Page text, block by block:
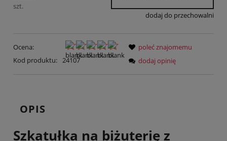
szt.
dodaj do przechowalni
Ocena:
Kod produktu: 24107
poleć znajomemu
dodaj opinię
OPIS
Szkatułka na biżuterię z